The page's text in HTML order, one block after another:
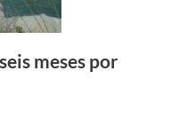
meses por